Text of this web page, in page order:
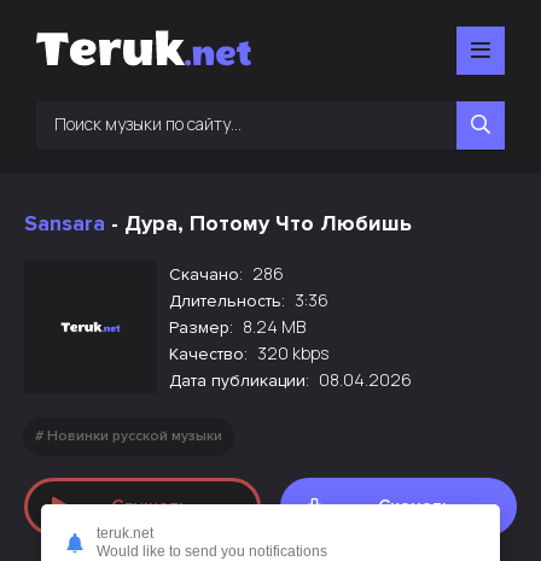
Sansara - Дура, Потому Что Любишь
Скачано: 286
Длительность: 3:36
Размер: 8.24 MB
Качество: 320 kbps
Дата публикации: 08.04.2026
Новинки русской музыки
Слушать Скачать
teruk.net
Would like to send you notifications